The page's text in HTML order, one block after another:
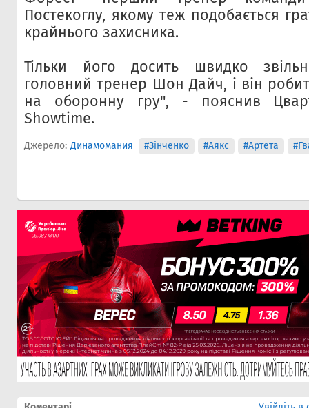
Постекоглу, якому теж подобається
крайнього захисника.
Тільки його досить швидко
головний тренер Шон Дайч, і він
на оборонну гру", - пояснив
Showtime.
Джерело: Динамомания #Зінченко #Аякс #Артета